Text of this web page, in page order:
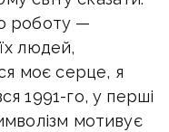
роботу —
людей,
моє серце, я
1991-го, у перші
мотивує